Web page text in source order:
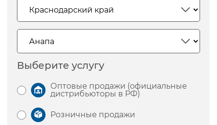
Выберите услугу
Оптовые продажи (официальные
дистрибьюторы в РФ)
Розничные продажи